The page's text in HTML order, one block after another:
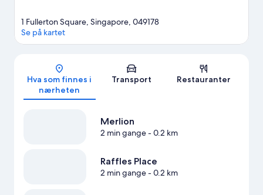
Kart
1 Fullerton Square, Singapore, 049178
Se på kartet
Hva som finnes i
nærheten
Transport Restauranter
Merlion
2 min gange- 0.2 km
Raffles Place
2 min gange- 0.2 km